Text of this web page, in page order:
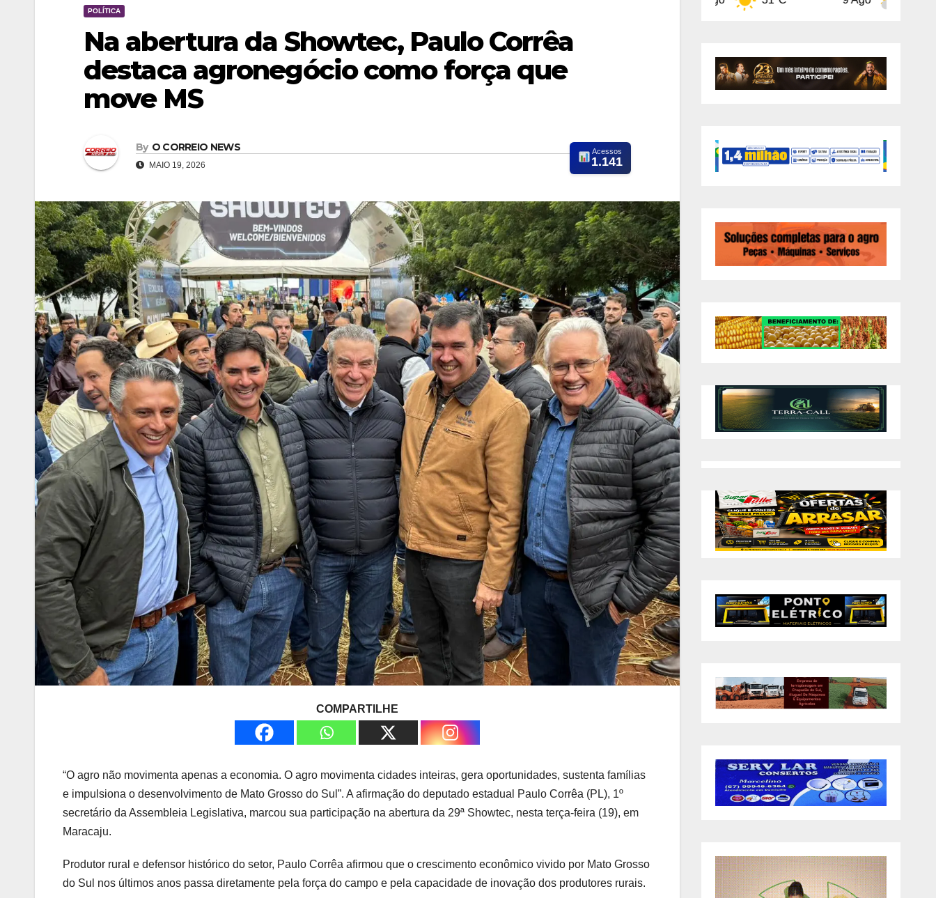
POLÍTICA
Na abertura da Showtec, Paulo Corrêa
destaca agronegócio como força que
move MS
By O CORREIO NEWS
MAIO 19, 2026
Acessos
1.141
COMPARTILHE
“O agro não movimenta apenas a economia. O agro movimenta cidades inteiras, gera oportunidades, sustenta famílias
e impulsiona o desenvolvimento de Mato Grosso do Sul”. A afirmação do deputado estadual Paulo Corrêa (PL), 1º
secretário da Assembleia Legislativa, marcou sua participação na abertura da 29ª Showtec, nesta terça-feira (19), em
Maracaju.
Produtor rural e defensor histórico do setor, Paulo Corrêa afirmou que o crescimento econômico vivido por Mato Grosso
do Sul nos últimos anos passa diretamente pela força do campo e pela capacidade de inovação dos produtores rurais.